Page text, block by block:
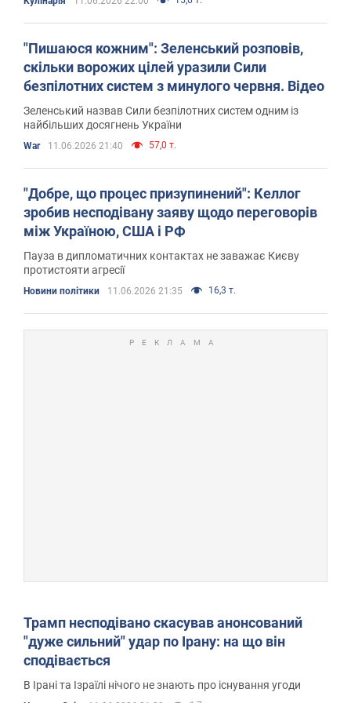
"Пишаюся кожним": Зеленський розповів,
скільки ворожих цілей уразили Сили
безпілотних систем з минулого червня. Відео
Зеленський назвав Сили безпілотних систем одним із
найбільших досягнень України
War 11.06.2026 21:40 57,0 т.
"Добре, що процес призупинений": Келлог
зробив несподівану заяву щодо переговорів
між Україною, США і РФ
Пауза в дипломатичних контактах не заважає Києву
протистояти агресії
Новини політики 11.06.2026 21:35 16,3 т.
Трамп несподівано скасував анонсований
"дуже сильний" удар по Ірану: на що він
сподівається
В Ірані та Ізраїлі нічого не знають про існування угоди